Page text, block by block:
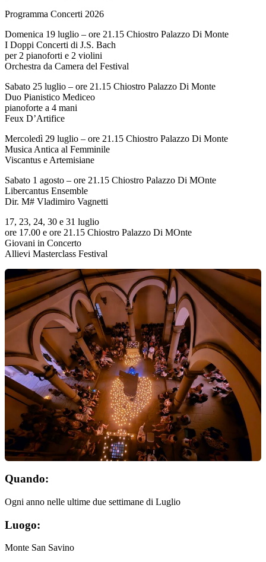
Programma Concerti 2026
Domenica 19 luglio – ore 21.15 Chiostro Palazzo Di Monte
I Doppi Concerti di J.S. Bach
per 2 pianoforti e 2 violini
Orchestra da Camera del Festival
Sabato 25 luglio – ore 21.15 Chiostro Palazzo Di Monte
Duo Pianistico Mediceo
pianoforte a 4 mani
Feux D’Artifice
Mercoledì 29 luglio – ore 21.15 Chiostro Palazzo Di Monte
Musica Antica al Femminile
Viscantus e Artemisiane
Sabato 1 agosto – ore 21.15 Chiostro Palazzo Di MOnte
Libercantus Ensemble
Dir. M# Vladimiro Vagnetti
17, 23, 24, 30 e 31 luglio
ore 17.00 e ore 21.15 Chiostro Palazzo Di MOnte
Giovani in Concerto
Allievi Masterclass Festival
Quando:
Ogni anno nelle ultime due settimane di Luglio
Luogo:
Monte San Savino